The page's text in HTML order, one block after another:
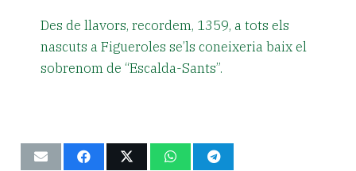
Des de llavors, recordem, 1359, a tots els
nascuts a Figueroles se’ls coneixeria baix el
sobrenom de “Escalda-Sants”.